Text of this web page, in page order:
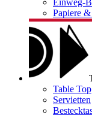
Einweg-
Papiere
Table Top
Servietten